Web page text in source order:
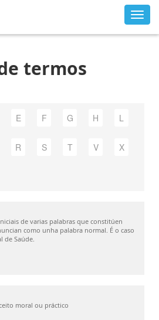
termos
E F G H L
R S T V X
de varias palabras que constitúen
como unha palabra normal. É o caso
de Saúde.
moral ou práctico